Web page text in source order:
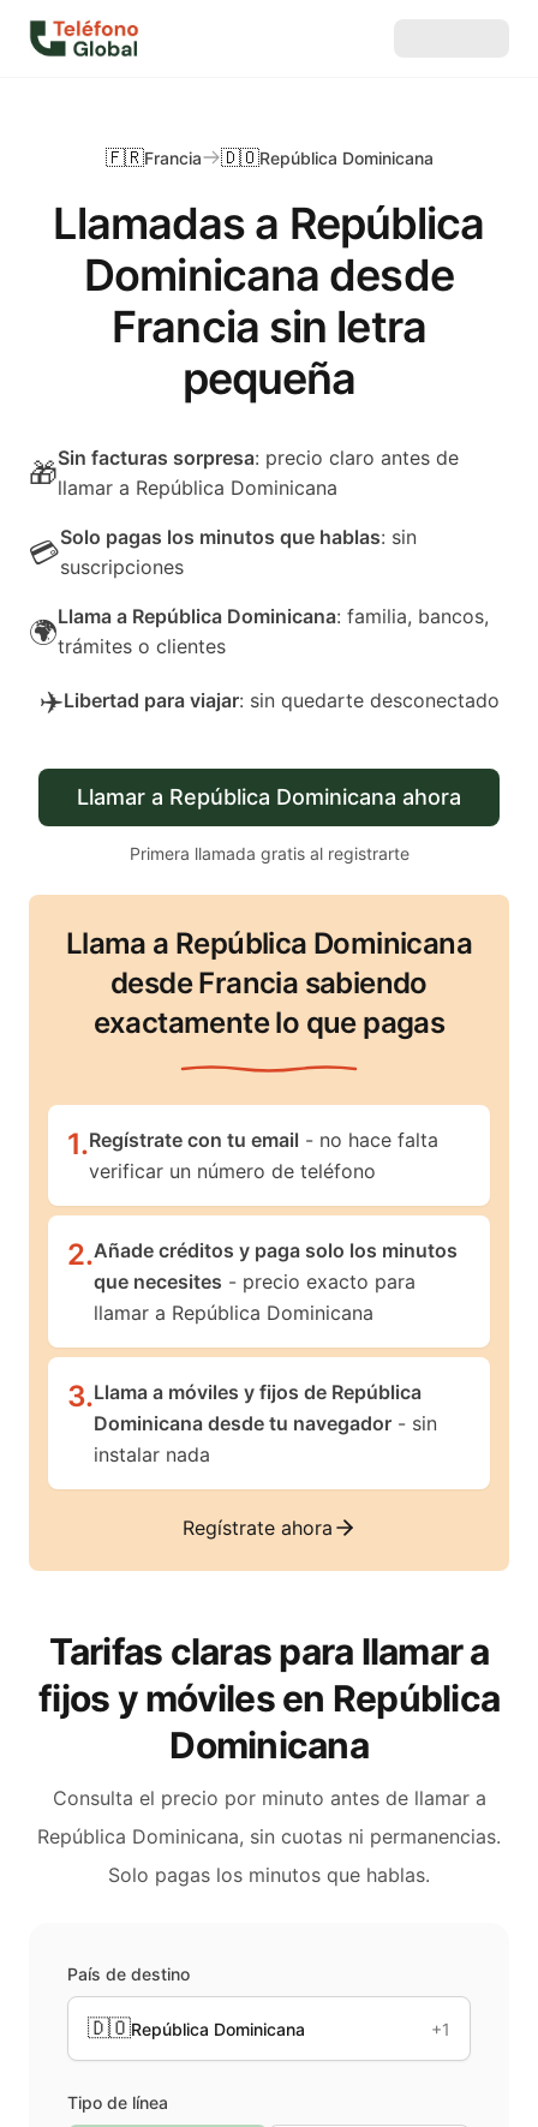
Llamadas a República
Dominicana desde
Francia sin letra
pequeña
🇫🇷Francia 🇩🇴República Dominicana
🎁Sin facturas sorpresa: precio claro antes de
llamar a República Dominicana
💳Solo pagas los minutos que hablas: sin
suscripciones
🌍Llama a República Dominicana: familia, bancos,
trámites o clientes
✈️Libertad para viajar: sin quedarte desconectado
Llamar a República Dominicana ahora
Primera llamada gratis al registrarte
Llama a República Dominicana
desde Francia sabiendo
exactamente lo que pagas
1.Regístrate con tu email - no hace falta
verificar un número de teléfono
2.Añade créditos y paga solo los minutos
que necesites - precio exacto para
llamar a República Dominicana
3.Llama a móviles y fijos de República
Dominicana desde tu navegador - sin
instalar nada
Regístrate ahora
Tarifas claras para llamar a
fijos y móviles en República
Dominicana
Consulta el precio por minuto antes de llamar a
República Dominicana, sin cuotas ni permanencias.
Solo pagas los minutos que hablas.
País de destino
🇩🇴República Dominicana +1
Tipo de línea